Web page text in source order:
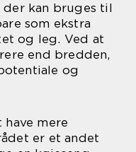
kan bruges til
som ekstra
og leg. Ved at
end bredden,
og
mere
er et andet